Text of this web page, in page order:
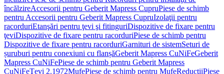
încălzireAccesorii pentru Geberit Mapress CupruPiese de schimb
pentru Accesorii pentru Geberit Mapress CupruIzolaţii pentru
racorduriEtanşări pentru ţevi şi fitinguriDispozitive de fixare pentru
ţeviDispozitive de fixare pentru racorduriPiese de schimb pentru
Dispozitive de fixare pentru racorduriGarnituri de sistemSeturi de
șuruburi pentru conexiuni cu flanșăGeberit Mapress CuNiFeGeberit
Mapress CuNiFePiese de schimb pentru Geberit Mapress
CuNiFeŢevi 2.1972MufePiese de schimb pentru MufeReducţiiPiese